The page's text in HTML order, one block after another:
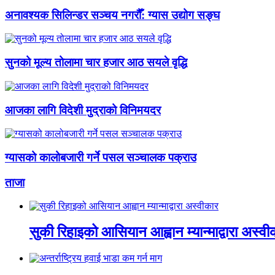
अनावश्यक सिलिन्डर सञ्चय नगरौँ: ग्यास उद्योग सङ्घ
सुनको मूल्य तोलामा चार हजार आठ सयले वृद्धि
आजका लागि विदेशी मुद्राको विनिमयदर
ग्यासको कालोबजारी गर्ने पसल सञ्चालक पक्राउ
ताजा
सुकी रिहाइको आसियान आह्वान म्यान्माद्वारा